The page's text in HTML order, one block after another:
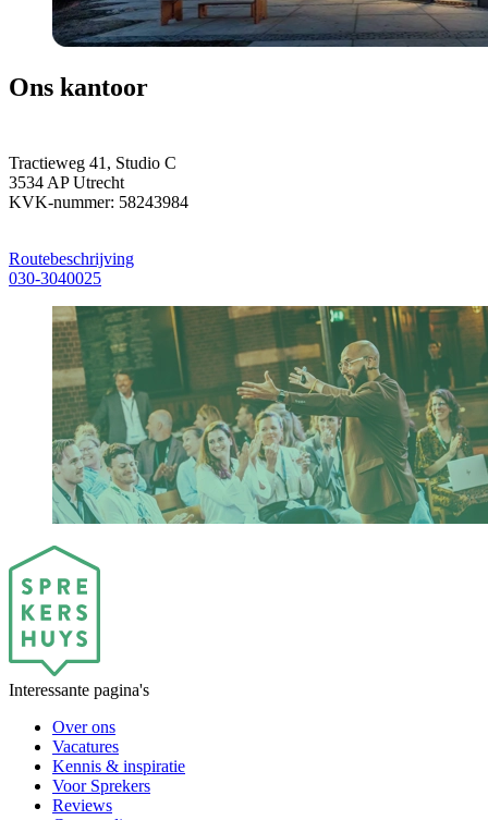
Ons kantoor
Tractieweg 41, Studio C
3534 AP Utrecht
KVK-nummer: 58243984
Routebeschrijving
030-3040025
Interessante pagina's
Over ons
Vacatures
Kennis & inspiratie
Voor Sprekers
Reviews